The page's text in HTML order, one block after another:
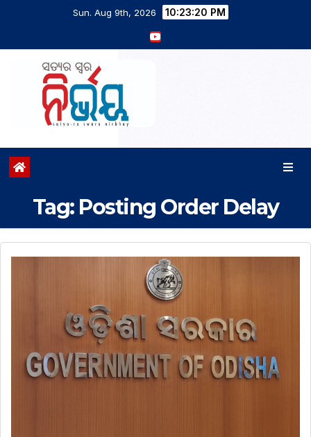
Sun. Aug 9th, 2026 10:23:20 PM
Tag: Posting Order Delay